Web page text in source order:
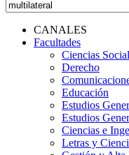
CANALES
Facultades
Ciencias
Derecho
Educación
Estudios
Estudios
Ciencias e
Letras y